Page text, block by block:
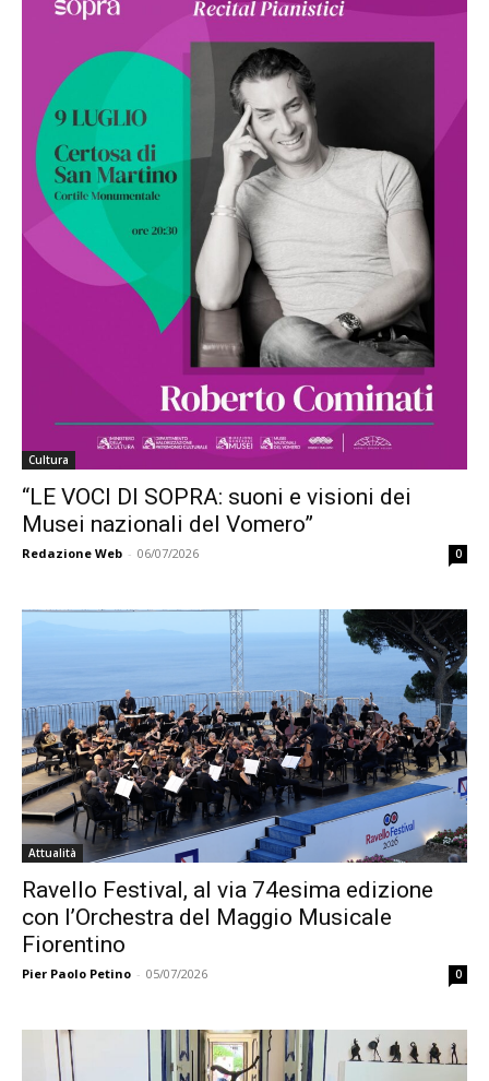
Cultura
“LE VOCI DI SOPRA: suoni e visioni dei
Musei nazionali del Vomero”
Redazione Web - 06/07/2026 0
Attualità
Ravello Festival, al via 74esima edizione
con l’Orchestra del Maggio Musicale
Fiorentino
Pier Paolo Petino - 05/07/2026 0